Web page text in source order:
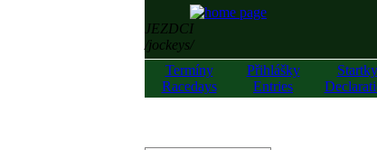
JEZDCI
/jockeys/
Termíny
Racedays
Přihlášky
Entries
Startky